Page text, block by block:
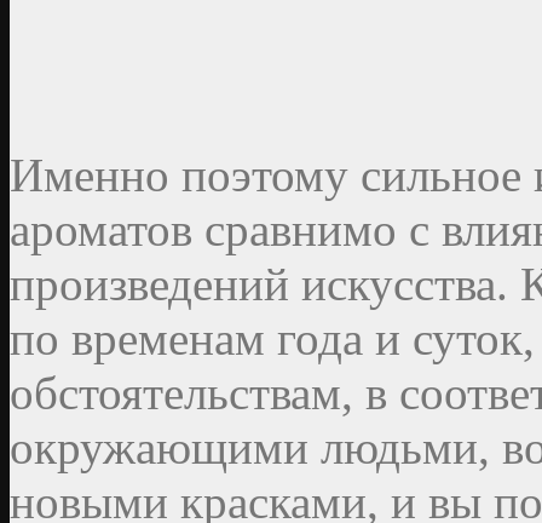
Именно поэтому сильное
ароматов сравнимо с
произведений искусства.
по временам года и
обстоятельствам, в
окружающими людьми,
новыми красками, и вы